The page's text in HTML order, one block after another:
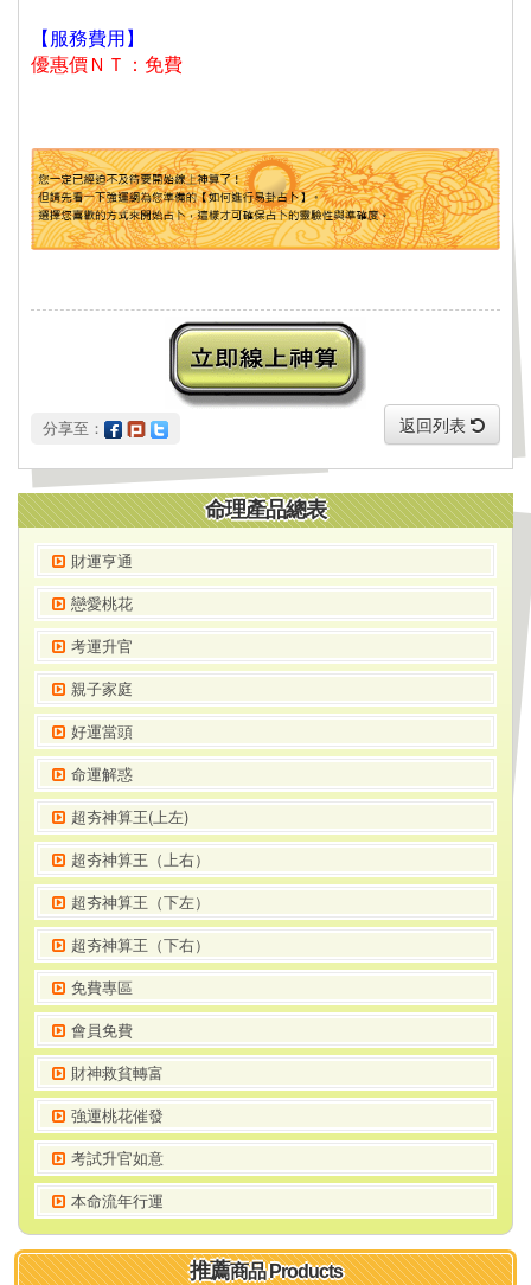
【服務費用】
優惠價ＮＴ：免費
分享至： 返回列表
命理產品總表
財運亨通
戀愛桃花
考運升官
親子家庭
好運當頭
命運解惑
超夯神算王(上左)
超夯神算王（上右）
超夯神算王（下左）
超夯神算王（下右）
免費專區
會員免費
財神救貧轉富
強運桃花催發
考試升官如意
本命流年行運
推薦商品 Products